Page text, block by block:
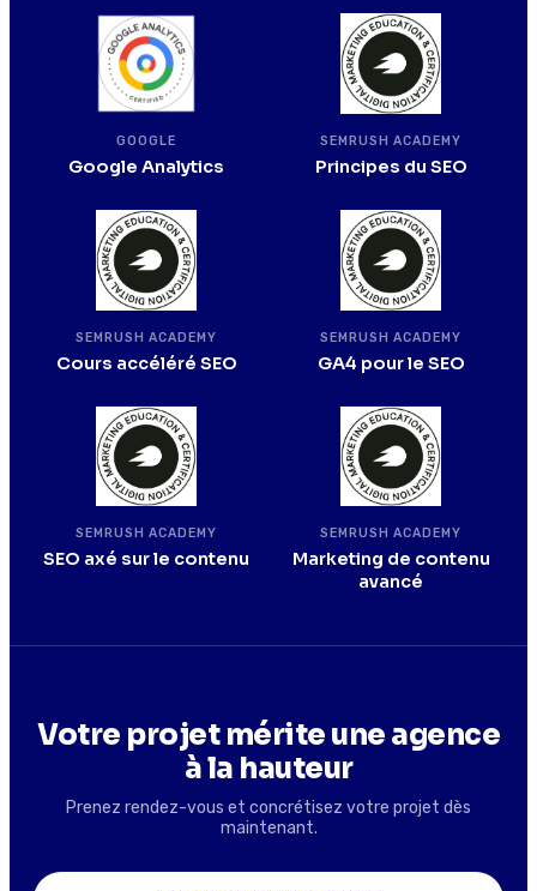
GOOGLE
Google Analytics
SEMRUSH ACADEMY
Principes du SEO
SEMRUSH ACADEMY
Cours accéléré SEO
SEMRUSH ACADEMY
GA4 pour le SEO
SEMRUSH ACADEMY
SEO axé sur le contenu
SEMRUSH ACADEMY
Marketing de contenu
avancé
Votre projet mérite une agence
à la hauteur
Prenez rendez-vous et concrétisez votre projet dès
maintenant.